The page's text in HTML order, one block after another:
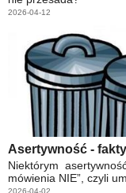
2026-04-12
Asertywność -
Niektórym
mówienia NIE”, czyli
2026-04-02